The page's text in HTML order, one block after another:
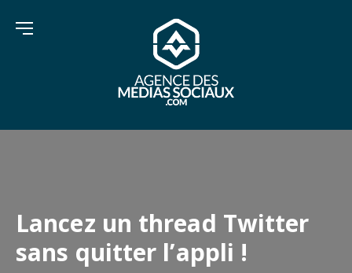
Lancez un thread Twitter
sans quitter l’appli !